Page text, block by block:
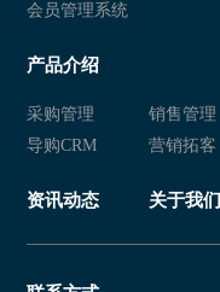
会员管理系统
产品介绍
采购管理 销售管理
导购CRM
营销拓客
资讯动态 关于我们